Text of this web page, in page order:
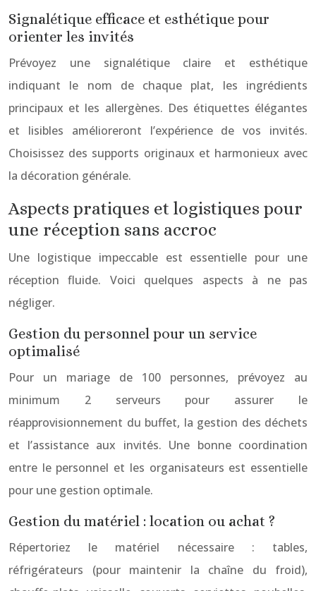
Signalétique efficace et esthétique pour
orienter les invités
Prévoyez une signalétique claire et esthétique
indiquant le nom de chaque plat, les ingrédients
principaux et les allergènes. Des étiquettes élégantes
et lisibles amélioreront l’expérience de vos invités.
Choisissez des supports originaux et harmonieux avec
la décoration générale.
Aspects pratiques et logistiques pour
une réception sans accroc
Une logistique impeccable est essentielle pour une
réception fluide. Voici quelques aspects à ne pas
négliger.
Gestion du personnel pour un service
optimalisé
Pour un mariage de 100 personnes, prévoyez au
minimum 2 serveurs pour assurer le
réapprovisionnement du buffet, la gestion des déchets
et l’assistance aux invités. Une bonne coordination
entre le personnel et les organisateurs est essentielle
pour une gestion optimale.
Gestion du matériel : location ou achat ?
Répertoriez le matériel nécessaire : tables,
réfrigérateurs (pour maintenir la chaîne du froid),